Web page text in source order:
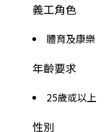
義工角色
體育及康樂
年齡要求
25歲或以上
性別